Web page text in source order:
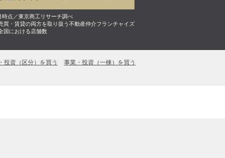
点／東京商工リサーチ調べ
買・賃貸の両方を取り扱う不動産仲介フランチャイズ
国における店舗数
投資（区分）を買う
事業・投資（一棟）を買う